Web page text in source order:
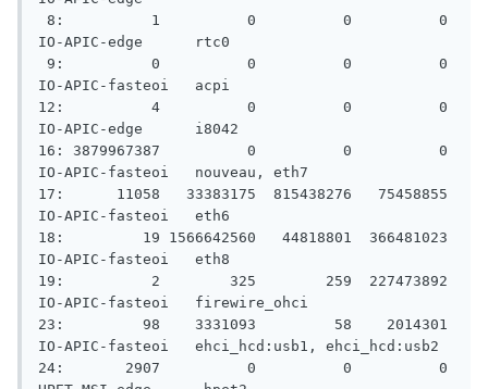
IO-APIC-edge      rtc0
IO-APIC-fasteoi   acpi
12:          4          0          0          0
IO-APIC-edge      i8042
16: 3879967387          0          0          0
IO-APIC-fasteoi   nouveau, eth7
17:      11058   33383175  815438276   75458855
IO-APIC-fasteoi   eth6
18:         19 1566642560   44818801  366481023
IO-APIC-fasteoi   eth8
19:          2        325        259  227473892
IO-APIC-fasteoi   firewire_ohci
23:         98    3331093         58    2014301
IO-APIC-fasteoi   ehci_hcd:usb1, ehci_hcd:usb2
24:       2907          0          0          0